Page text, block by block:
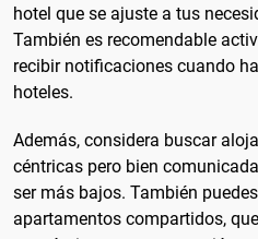
hotel que se ajuste a tus
También es recomendable
recibir notificaciones cuando
hoteles.
Además, considera buscar
céntricas pero bien
ser más bajos. También
apartamentos compartidos,